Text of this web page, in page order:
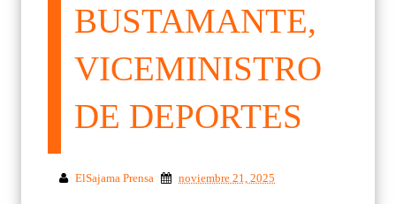
BUSTAMANTE,
VICEMINISTRO
DE DEPORTES
ElSajama Prensa noviembre 21, 2025